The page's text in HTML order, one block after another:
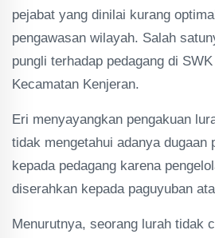
pejabat yang dinilai kurang
pengawasan wilayah. Salah
pungli terhadap pedagang di
Kecamatan Kenjeran.
Eri menyayangkan pengakuan
tidak mengetahui adanya dugaan
kepada pedagang karena
diserahkan kepada paguyuban
Menurutnya, seorang lurah tidak